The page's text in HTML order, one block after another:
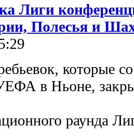
Лиги
Полесья и
которые
в Ньоне,
раунда